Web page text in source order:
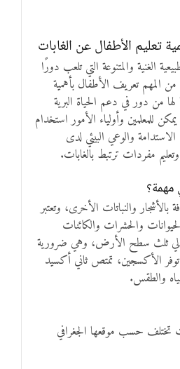
تعليم الأطفال عن الغابات
الغنية والمتنوعة التي تلعب دورًا
المهم تعريف الأطفال بأهمية
من دور في دعم الحياة البرية
يمكن للمعلمين وأولياء الأمور استخدام
والوعي البيئي لدى
مفردات ترتبط بالغابات.
مهمة؟
بالأشجار والنباتات الأخرى، وتعتبر
والحشرات والكائنات
ثلث سطح الأرض، وهي ضرورية
الأكسجين، تمتص ثاني أكسيد
والطقس.
تختلف حسب موقعها الجغرافي